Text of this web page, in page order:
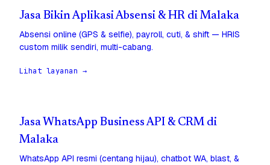
Jasa Bikin Aplikasi Absensi & HR di Malaka
Absensi online (GPS & selfie), payroll, cuti, & shift — HRIS
custom milik sendiri, multi-cabang.
Lihat layanan →
Jasa WhatsApp Business API & CRM di
Malaka
WhatsApp API resmi (centang hijau), chatbot WA, blast, &